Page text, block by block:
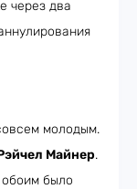
через два
молодым.
Майнер.
обоим было